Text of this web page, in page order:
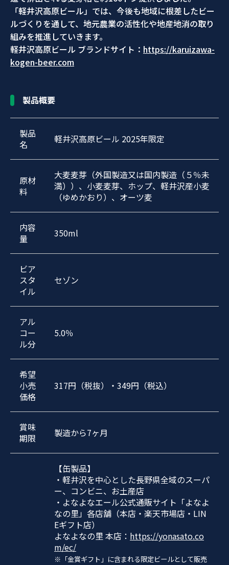
「軽井沢高原ビール」では、今後も地域に根差したビー
ルづくりを通して、地元農業の活性化や地産地消の取り
組みを推進していきます。
軽井沢高原ビール ブランドサイト： https://karuizawa-
kogen-beer.com
製品概要
製品
名
軽井沢高原ビール 2025年限定
原材
料
大麦麦芽（外国製造又は国内製造（５％未
満））、小麦麦芽、ホップ、軽井沢産小麦
（ゆめかおり）、オーツ麦
内容
量
350ml
ビア
スタ
イル
セゾン
アル
コー
ル分
5.0％
希望
小売
価格
317円（税抜）・349円（税込）
賞味
期限
製造から7ヶ月
【缶製品】
・軽井沢を中心とした長野県全域のスーパ
ー、コンビニ、お土産店
・よなよなエール公式通販サイト「よなよ
なの里」各店舗（本店・楽天市場店・LIN
Eギフト店）
よなよなの里 本店： https://yonasato.co
m/ec/
※「金賞ギフト」に含まれる限定ビールとして販売